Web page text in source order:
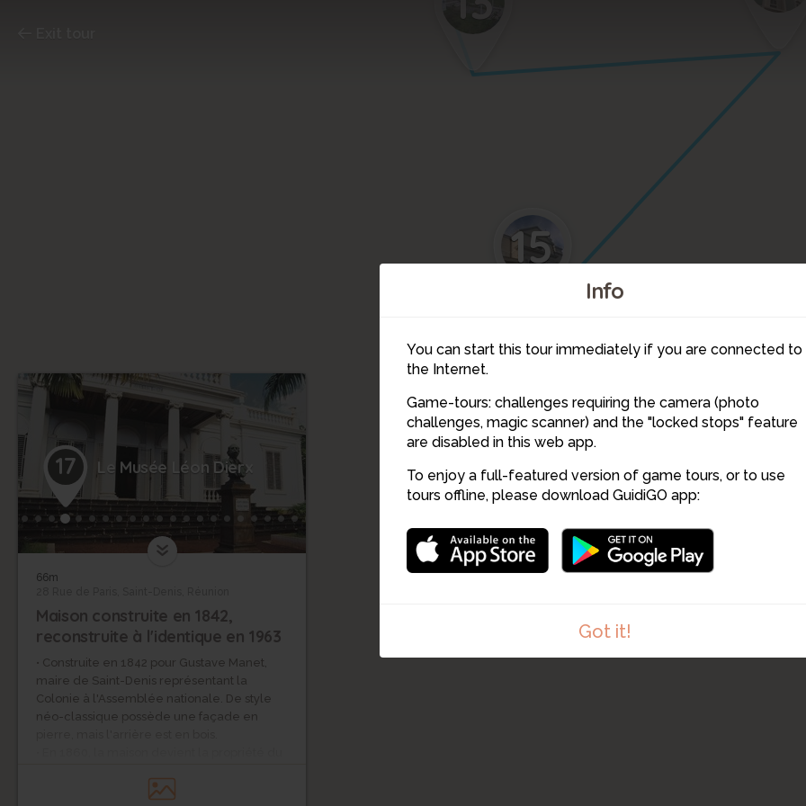
Info
You can start this tour immediately if you are connected to
the Internet.
Game-tours: challenges requiring the camera (photo
challenges, magic scanner) and the "locked stops" feature
are disabled in this web app.
To enjoy a full-featured version of game tours, or to use
tours offline, please download GuidiGO app:
Got it!
20
19
18
17
16
15
17 Le Musée Léon Dierx
66m
Maison construite en 1842,
reconstruite à l'identique en 1963
• Construite en 1842 pour Gustave Manet,
maire de Saint-Denis représentant la
Colonie à l'Assemblée nationale. De style
néo-classique possède une façade en
évêques de la colonie jusqu’à la séparation